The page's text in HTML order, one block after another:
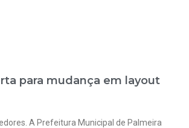
para mudança em layout
A Prefeitura Municipal de Palmeira